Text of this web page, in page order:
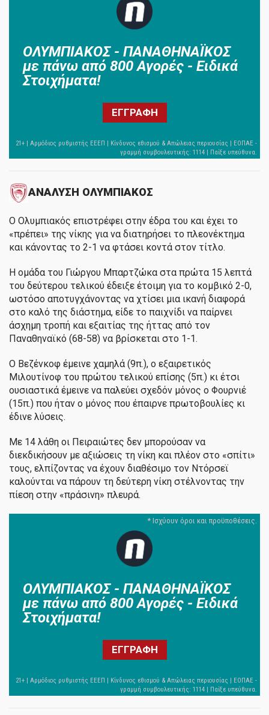
ΟΛΥΜΠΙΑΚΟΣ - ΠΑΝΑΘΗΝΑΪΚΟΣ
με πάνω από 800 Αγορές - Ειδικά
Στοιχήματα!
ΕΓΓΡΑΦΗ
ΑΝΑΛΥΣΗ ΟΛΥΜΠΙΑΚΟΣ
Ο Ολυμπιακός επιστρέφει στην έδρα του και έχει το
«πρέπει» της νίκης για να διατηρήσει το πλεονέκτημα
και κάνοντας το 2-1 να φτάσει κοντά στον τίτλο.
Η ομάδα του Γιώργου Μπαρτζώκα στα πρώτα 15 λεπτά
του δεύτερου τελικού έδειξε έτοιμη για το κομβικό 2-0,
ωστόσο αποτυγχάνοντας να χτίσει μια ικανή διαφορά
στο καλό της διάστημα, είδε το παιχνίδι να παίρνει
άσχημη τροπή και εξαιτίας της ήττας από τον
Παναθηναϊκό (68-58) να βρίσκεται στο 1-1.
Ο Βεζένκοφ έμεινε χαμηλά (9π.), ο εξαιρετικός
Μιλουτίνοφ του πρώτου τελικού επίσης (5π.) κι έτσι
ουσιαστικά έμεινε να παλεύει σχεδόν μόνος ο Φουρνιέ
(15π.) που ήταν ο μόνος που έπαιρνε πρωτοβουλίες κι
έδινε λύσεις.
Με 14 λάθη οι Πειραιώτες δεν μπορούσαν να
διεκδικήσουν με αξιώσεις τη νίκη και πλέον στο «σπίτι»
τους, ελπίζοντας να έχουν διαθέσιμο τον Ντόρσεϊ
καλούνται να πάρουν τη δεύτερη νίκη στέλνοντας την
πίεση στην «πράσινη» πλευρά.
ΟΛΥΜΠΙΑΚΟΣ - ΠΑΝΑΘΗΝΑΪΚΟΣ
με πάνω από 800 Αγορές - Ειδικά
Στοιχήματα!
ΕΓΓΡΑΦΗ